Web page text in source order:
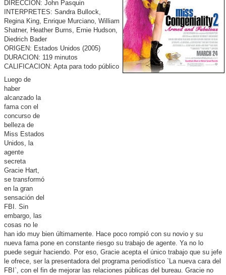
DIRECCION: John Pasquin
INTERPRETES: Sandra Bullock,
Regina King, Enrique Murciano, William
Shatner, Heather Burns, Ernie Hudson,
Diedrich Bader
ORIGEN: Estados Unidos (2005)
DURACION: 119 minutos
CALIFICACION: Apta para todo público
Luego de
haber
alcanzado la
fama con el
concurso de
belleza de
Miss Estados
Unidos, la
agente
secreta
Gracie Hart,
se transformó
en la gran
sensación del
FBI. Sin
embargo, las
cosas no le
han ido muy bien últimamente. Hace poco rompió con su novio y su
nueva fama pone en constante riesgo su trabajo de agente. Ya no lo
puede seguir haciendo. Por eso, Gracie acepta el único trabajo que su jefe
le ofrece, ser la presentadora del programa periodístico `La nueva cara del
FBI`, con el fin de mejorar las relaciones públicas del bureau. Gracie no